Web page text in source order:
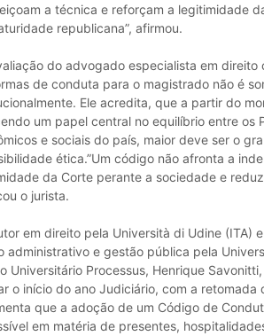
a técnica e reforçam a legitimidade
republicana”, afirmou.
do advogado especialista em
de conduta para o magistrado não é
Ele acredita, que a partir do
um papel central no equilíbrio entre os
e sociais do país, maior deve ser o
ética.”Um código não afronta a
da Corte perante a sociedade e
o jurista.
em direito pela Università di Udine (ITA)
administrativo e gestão pública pela
Universitário Processus, Henrique
o início do ano Judiciário, com a
que a adoção de um Código de
em matéria de presentes,